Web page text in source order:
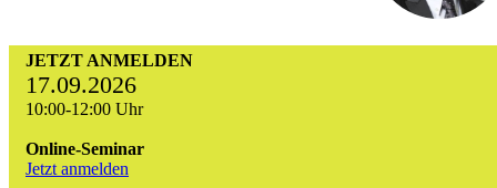
JETZT ANMELDEN
17.09.2026
10:00-12:00 Uhr
Online-Seminar
Jetzt anmelden